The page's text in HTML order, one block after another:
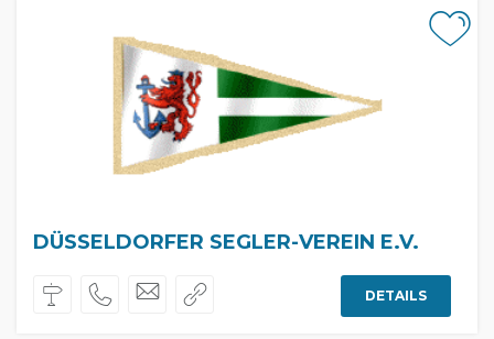
DÜSSELDORFER SEGLER-VEREIN E.V.
DETAILS